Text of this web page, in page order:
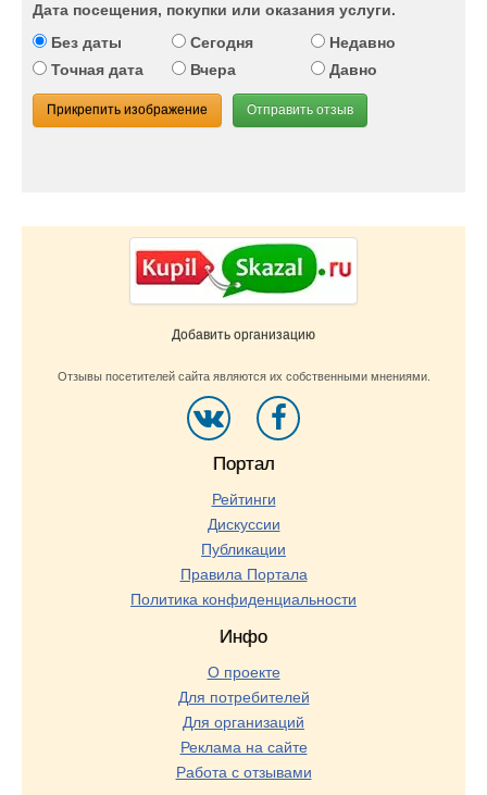
Дата посещения, покупки или оказания услуги.
Без даты
Сегодня
Недавно
Точная дата
Вчера Давно
Прикрепить изображение Отправить отзыв
Добавить организацию
Отзывы посетителей сайта являются их собственными мнениями.
Портал
Рейтинги
Дискуссии
Публикации
Правила Портала
Политика конфиденциальности
Инфо
О проекте
Для потребителей
Для организаций
Реклама на сайте
Работа с отзывами